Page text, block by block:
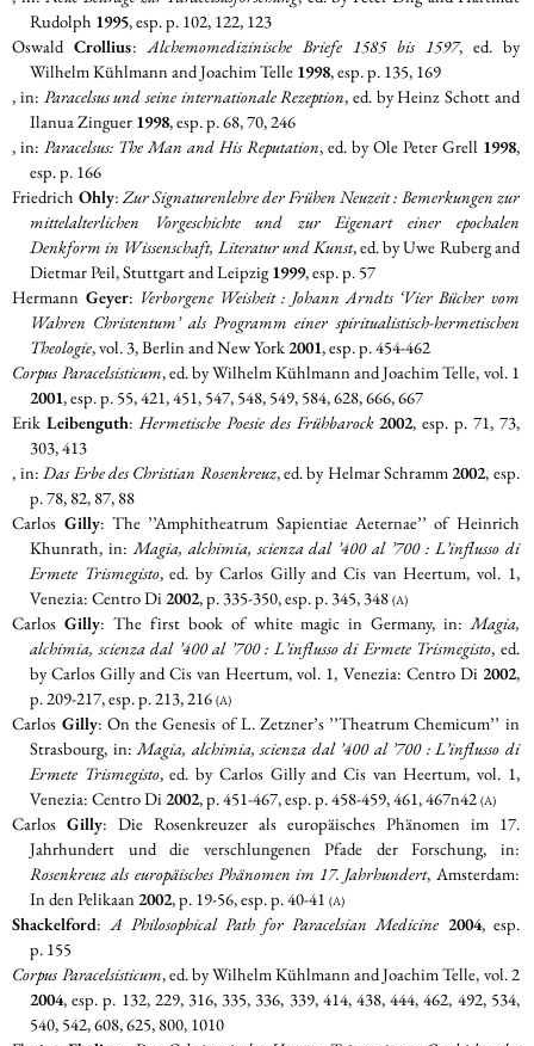
Rudolph 1995, esp. p. 102, 122, 123
OswaldCrollius:Alchemomedizinische Briefe 1585 bis 1597, ed. by
Wilhelm Kühlmann and Joachim Telle 1998, esp. p. 135, 169
, in: Paracelsus und seine internationale Rezeption, ed. by Heinz Schott and
Ilanua Zinguer 1998, esp. p. 68, 70, 246
, in:Paracelsus: The Man and His Reputation, ed. by Ole Peter Grell 1998,
esp. p. 166
Friedrich Ohly: Zur Signaturenlehre der Frühen Neuzeit : Bemerkungen zur
mittelalterlichen Vorgeschichte und zur Eigenart einer epochalen
Denkform in Wissenschaft, Literatur und Kunst, ed. by Uwe Ruberg and
Dietmar Peil, Stuttgart and Leipzig1999, esp. p. 57
Hermann Geyer: Verborgene Weisheit : Johann Arndts ‘Vier Bücher vom
Wahren Christentum’ als Programm einer spiritualistisch-hermetischen
Theologie, vol. 3, Berlin and New York2001, esp. p. 454-462
Corpus Paracelsisticum, ed. by Wilhelm Kühlmann and Joachim Telle, vol. 1
2001, esp. p. 55, 421, 451, 547, 548, 549, 584, 628, 666, 667
Erik Leibenguth:Hermetische Poesie des Frühbarock 2002, esp. p. 71, 73,
303, 413
, in:Das Erbe des Christian Rosenkreuz, ed. by Helmar Schramm2002, esp.
p. 78, 82, 87, 88
Carlos Gilly: The ’’Amphitheatrum Sapientiae Aeternae’’ of Heinrich
Khunrath, in:Magia, alchimia, scienza dal ’400 al ’700 : L’influsso di
Ermete Trismegisto, ed. by Carlos Gilly and Cis van Heertum, vol. 1,
Venezia: Centro Di2002, p. 335-350, esp. p. 345, 348(A)
Carlos Gilly: The first book of white magic in Germany, in:Magia,
alchimia, scienza dal ’400 al ’700 : L’influsso di Ermete Trismegisto, ed.
by Carlos Gilly and Cis van Heertum, vol. 1, Venezia: Centro Di 2002,
p. 209-217, esp. p. 213, 216(A)
Carlos Gilly: On the Genesis of L. Zetzner’s ’’Theatrum Chemicum’’ in
Strasbourg, in:Magia, alchimia, scienza dal ’400 al ’700 : L’influsso di
Ermete Trismegisto, ed. by Carlos Gilly and Cis van Heertum, vol. 1,
Venezia: Centro Di2002, p. 451-467, esp. p. 458-459, 461, 467n42(A)
Carlos Gilly: Die Rosenkreuzer als europäisches Phänomen im 17.
Jahrhundert und die verschlungenen Pfade der Forschung, in:
Rosenkreuz als europäisches Phänomen im 17. Jahrhundert, Amsterdam:
In den Pelikaan2002, p. 19-56, esp. p. 40-41(A)
Shackelford:A Philosophical Path for Paracelsian Medicine 2004, esp.
p. 155
Corpus Paracelsisticum, ed. by Wilhelm Kühlmann and Joachim Telle, vol. 2
2004, esp. p. 132, 229, 316, 335, 336, 339, 414, 438, 444, 462, 492, 534,
540, 542, 608, 625, 800, 1010